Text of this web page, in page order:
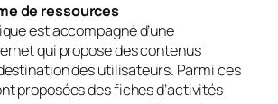
de ressources
est accompagné d’une
qui propose des contenus
des utilisateurs. Parmi ces
proposées des fiches d’activités